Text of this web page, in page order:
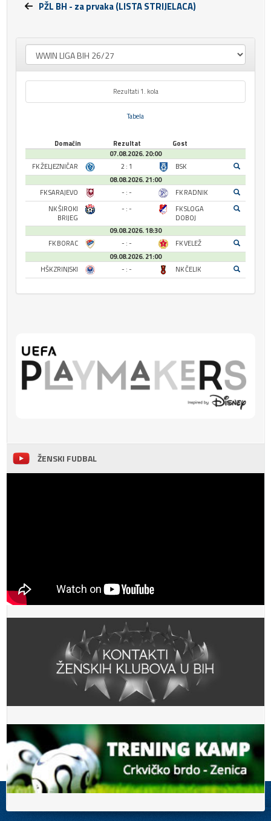
PŽL BH - za prvaka (LISTA STRIJELACA)
Rezultati 1. kola
Tabela
Domaćin Rezultat
Gost
07.08.2026. 20:00
FK ŽELJEZNIČAR
2 : 1
BSK
08.08.2026. 21:00
FK SARAJEVO
- : -
FK RADNIK
NK ŠIROKI
BRIJEG
- : -
FK SLOGA
DOBOJ
09.08.2026. 18:30
FK BORAC
- : -
FK VELEŽ
09.08.2026. 21:00
HŠK ZRINJSKI
- : - NK ČELIK
ŽENSKI FUDBAL